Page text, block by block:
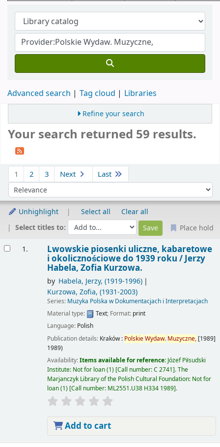
Advanced search Tag cloud Libraries
Refine your search
Your search returned 59 results.
1 2 3 Next Last
Sort by:
Unhighlight Select all
Clear all
Select titles to:
Place hold
1. Lwowskie piosenki uliczne, kabaretowe
i okolicznościowe do 1939 roku /Jerzy
Habela, Zofia Kurzowa.
by Habela, Jerzy, (1919-1996)
Kurzowa, Zofia, (1931-2003)
Series: Muzyka Polska w Dokumentacjach i Interpretacjach
Material type:
Text; Format: print
Language: Polish
Publication details: Kraków : PolskieWydaw. Muzyczne, [1989]
1989)
Availability:Items available for reference: Józef Piłsudski
Institute: Not for loan(1) Call number:C 2741 .The
Marjanczyk Library of the Polish Cultural Foundation: Not for
loan(1) Call number: ML2551.U38 H334 1989 .
Add to cart